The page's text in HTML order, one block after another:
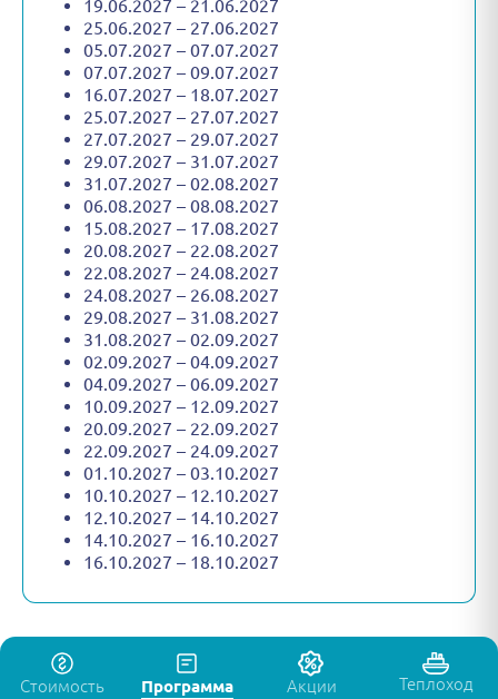
19.06.2027 – 21.06.2027
25.06.2027 – 27.06.2027
05.07.2027 – 07.07.2027
07.07.2027 – 09.07.2027
16.07.2027 – 18.07.2027
25.07.2027 – 27.07.2027
27.07.2027 – 29.07.2027
29.07.2027 – 31.07.2027
31.07.2027 – 02.08.2027
06.08.2027 – 08.08.2027
15.08.2027 – 17.08.2027
20.08.2027 – 22.08.2027
22.08.2027 – 24.08.2027
24.08.2027 – 26.08.2027
29.08.2027 – 31.08.2027
31.08.2027 – 02.09.2027
02.09.2027 – 04.09.2027
04.09.2027 – 06.09.2027
10.09.2027 – 12.09.2027
20.09.2027 – 22.09.2027
22.09.2027 – 24.09.2027
01.10.2027 – 03.10.2027
10.10.2027 – 12.10.2027
12.10.2027 – 14.10.2027
14.10.2027 – 16.10.2027
16.10.2027 – 18.10.2027
Стоимость Программа Акции Теплоход